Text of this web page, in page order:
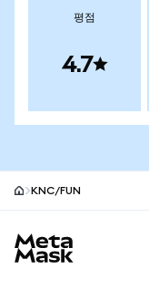
평점
4.7
KNC/FUN